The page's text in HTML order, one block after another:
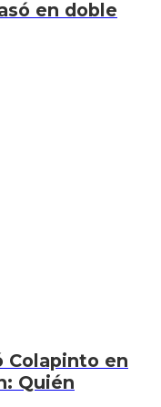
en doble
Colapinto en
Quién